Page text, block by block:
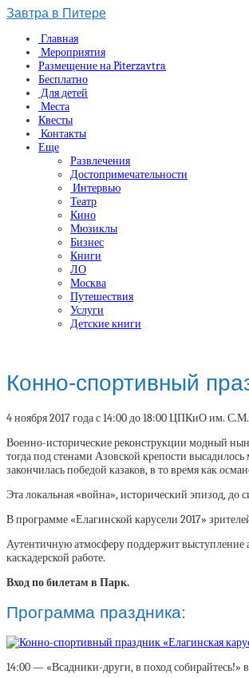
Завтра в Питере
Главная
Мероприятия
Размещение на Piterzavtra
Бесплатно
Для детей
Места
Квесты
Контакты
Еще
Развлечения
Достопримечательности
Интервью
Театр
Кино
Мюзиклы
Бизнес
Книги
ЛО
Москва
Путешествия
Услуги
Детские книги
Конно-спортивный
4 ноября 2017 года с 14:00 до 18:00 ЦПКиО им. С.М.
Военно-исторические реконструкции модный
тогда под стенами Азовской крепости
закончилась победой казаков, в то время как
Эта локальная «война», исторический эпизод, до
В программе «Елагинской карусели 2017»
Аутентичную атмосферу поддержит выступление
каскадерской работе.
Вход по билетам в Парк.
Программа праздника:
14:00 — «Всадники-други, в поход собирайтесь!»